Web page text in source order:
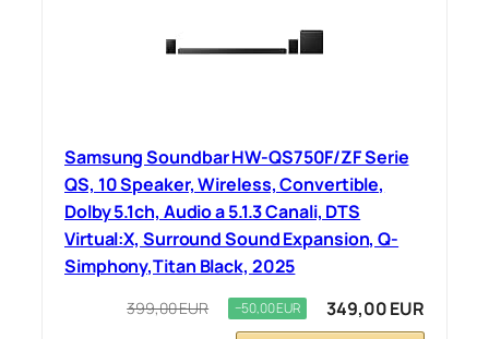
Samsung Soundbar HW-QS750F/ZF Serie
QS, 10 Speaker, Wireless, Convertible,
Dolby 5.1ch, Audio a 5.1.3 Canali, DTS
Virtual:X, Surround Sound Expansion, Q-
Simphony,Titan Black, 2025
399,00 EUR −50,00 EUR 349,00 EUR